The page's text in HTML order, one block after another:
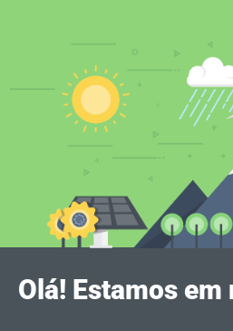
Olá! Estamos